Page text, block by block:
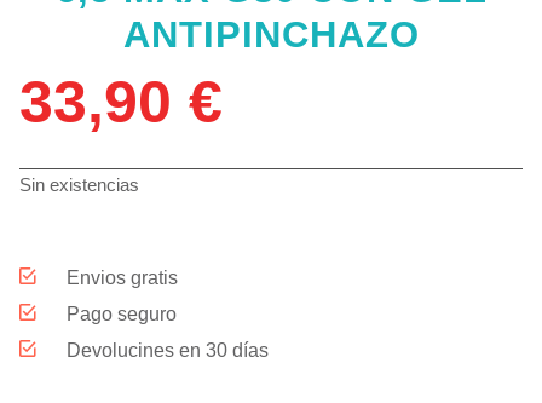
ANTIPINCHAZO
33,90 €
Sin existencias
Envios gratis
Pago seguro
Devolucines en 30 días